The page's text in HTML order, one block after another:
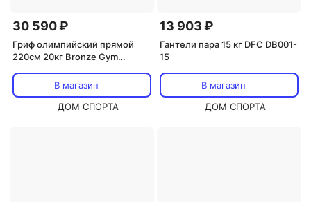
30 590 ₽
Гриф олимпийский прямой
220см 20кг Bronze Gym
В магазин
ДОМ СПОРТА
13 903 ₽
Гантели пара 15 кг DFC DB001-
15
В магазин
ДОМ СПОРТА